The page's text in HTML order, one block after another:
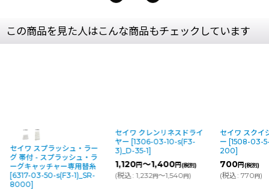
この商品を見た人はこんな商品もチェックしています
セイワ スプラッシュ・ラー
グ 帯付 - スプラッシュ・ラ
ーグキャッチャー専用替糸
[6317-03-50-s(F3-1)_SR-
8000]
セイワ クレンリネスドライ
ヤー [1306-03-10-s(F3-
3)_D-35-1]
1,120円～1,400円(税別)
(税込: 1,232円～1,540円)
セイワ スクイ
ー [1508-03-
200]
700円(税別)
(税込: 770円)